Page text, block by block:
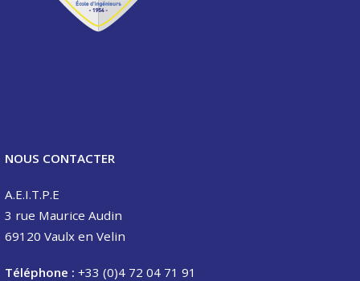
NOUS CONTACTER
A.E.I.T.P.E
3 rue Maurice Audin
69120 Vaulx en Velin
Téléphone : +33 (0)4 72 04 71 91